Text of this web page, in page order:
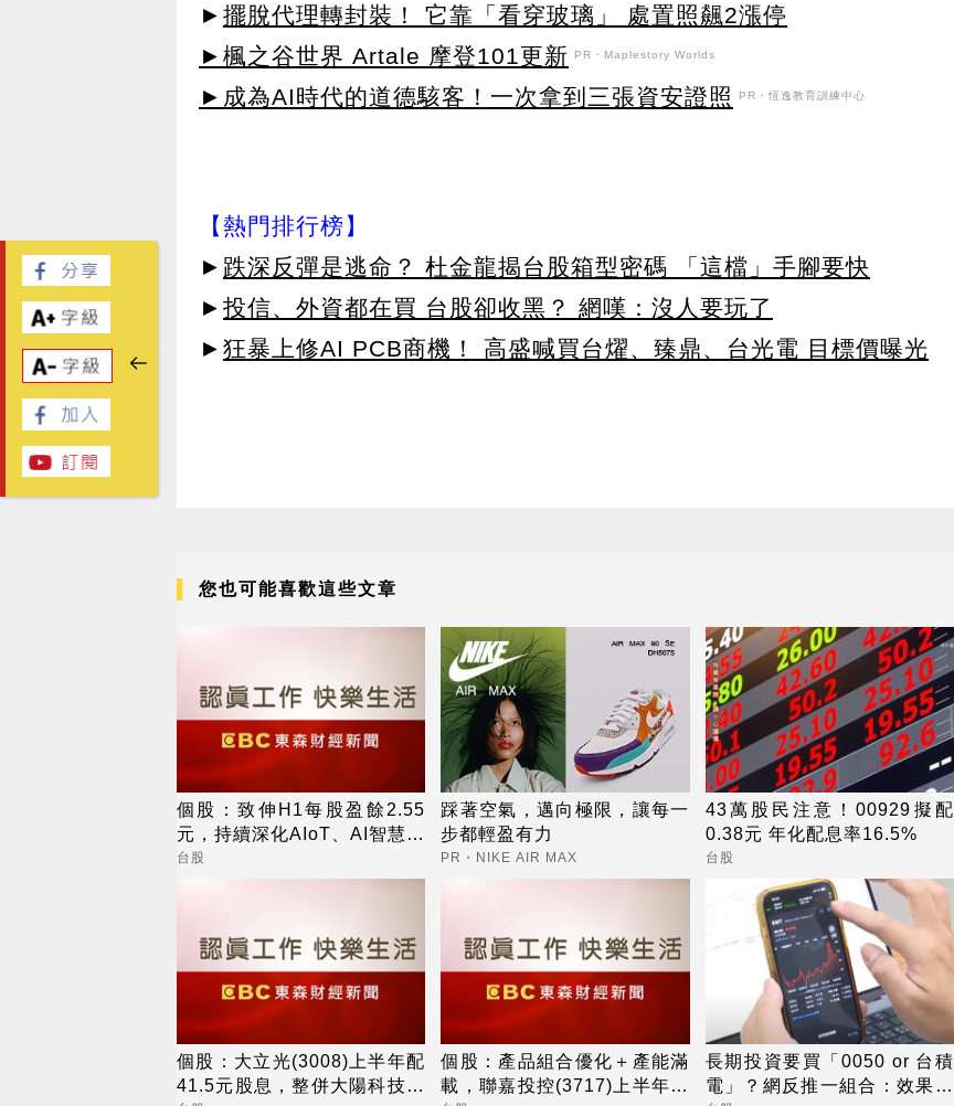
► 擺脫代理轉封裝！ 它靠「看穿玻璃」 處置照飆2漲停
►楓之谷世界 Artale 摩登101更新
PR・Maplestory Worlds
►成為AI時代的道德駭客！一次拿到三張資安證照 PR・恆逸教育訓練中心
【熱門排行榜】
► 跌深反彈是逃命？ 杜金龍揭台股箱型密碼 「這檔」手腳要快
► 投信、外資都在買 台股卻收黑？ 網嘆：沒人要玩了
► 狂暴上修AI PCB商機！ 高盛喊買台燿、臻鼎、台光電 目標價曝光
您也可能喜歡這些文章
個股：致伸H1每股盈餘2.55
元，持續深化AIoT、AI智慧監
控、機器人與車用佈局
台股
踩著空氣，邁向極限，讓每一
步都輕盈有力
PR・NIKE AIR MAX
43萬股民注意！00929擬配
0.38元 年化配息率16.5%
台股
個股：大立光(3008)上半年配
41.5元股息，整併大陽科技為
個股：產品組合優化＋產能滿
載，聯嘉投控(3717)上半年營
長期投資要買「0050 or 台積
電」？網反推一組合：效果更